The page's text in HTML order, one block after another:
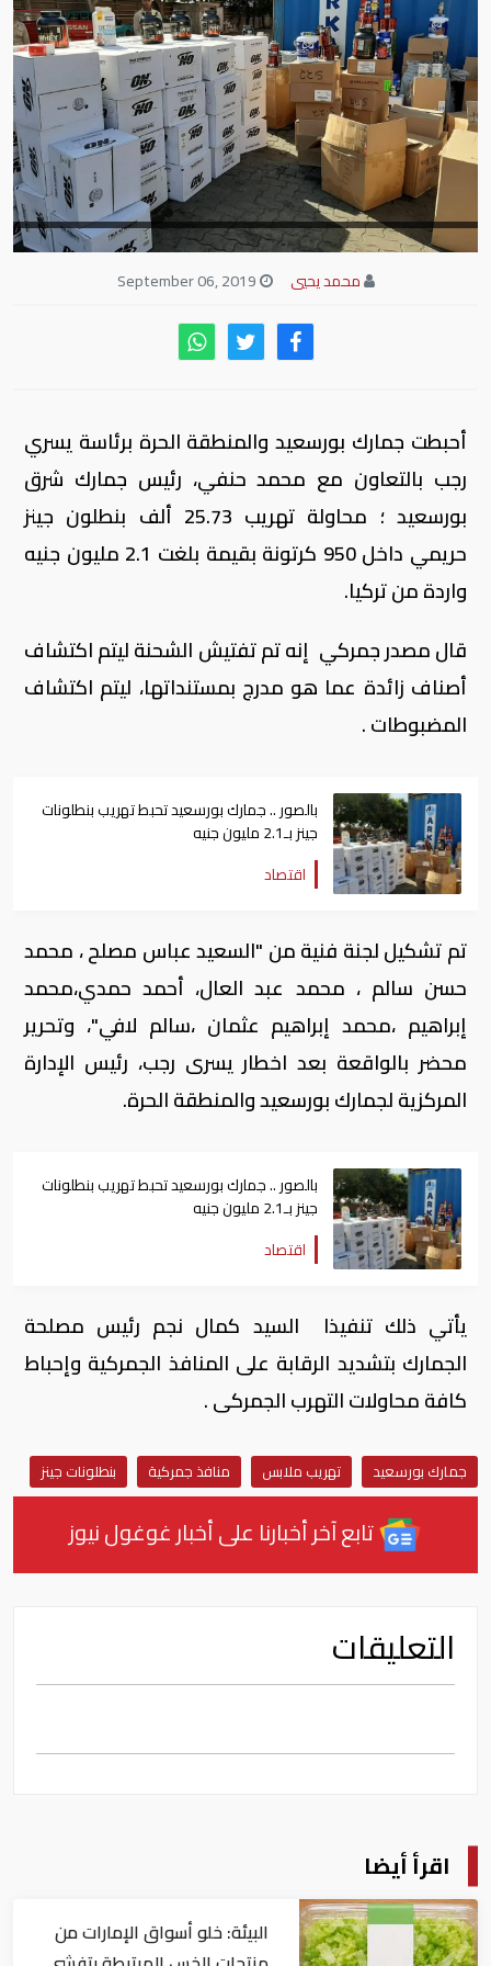
محمد يحيي
أحبطت جمارك بورسعيد والمنطقة الحرة برئاسة يسري
رجب بالتعاون مع محمد حنفي، رئيس جمارك شرق
بورسعيد ؛ محاولة تهريب 25.73 ألف بنطلون جينز
حريمي داخل 950 كرتونة بقيمة بلغت 2.1 مليون جنيه
واردة من تركيا.
قال مصدر جمركي إنه تم تفتيش الشحنة ليتم اكتشاف
أصناف زائدة عما هو مدرج بمستنداتها، ليتم اكتشاف
المضبوطات .
بالصور .. جمارك بورسعيد تحبط تهريب بنطلونات
جينز بـ2.1 مليون جنيه
اقتصاد
تم تشكيل لجنة فنية من "السعيد عباس مصلح ، محمد
حسن سالم ، محمد عبد العال، أحمد حمدي،محمد
إبراهيم ،محمد إبراهيم عثمان ،سالم لافي"، وتحرير
محضر بالواقعة بعد اخطار يسرى رجب، رئيس الإدارة
المركزية لجمارك بورسعيد والمنطقة الحرة.
بالصور .. جمارك بورسعيد تحبط تهريب بنطلونات
جينز بـ2.1 مليون جنيه
اقتصاد
يأتي ذلك تنفيذا السيد كمال نجم رئيس مصلحة
الجمارك بتشديد الرقابة على المنافذ الجمركية وإحباط
كافة محاولات التهرب الجمركى .
جمارك بورسعيد تهريب ملابس منافذ جمركية بنطلونات جينز
تابع آخر أخبارنا على أخبار غوغول نيوز
التعليقات
اقرأ أيضا
البيئة: خلو أسواق الإمارات من